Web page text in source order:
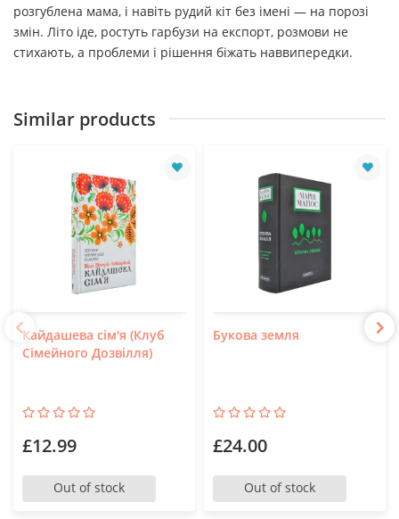
розгублена мама, і навіть рудий кіт без імені — на порозі
змін. Літо іде, ростуть гарбузи на експорт, розмови не
стихають, а проблеми і рішення біжать наввипередки.
Similar products
Кайдашева сім'я (Клуб
Сімейного Дозвілля)
£12.99
Out of stock
Букова земля
£24.00
Out of stock